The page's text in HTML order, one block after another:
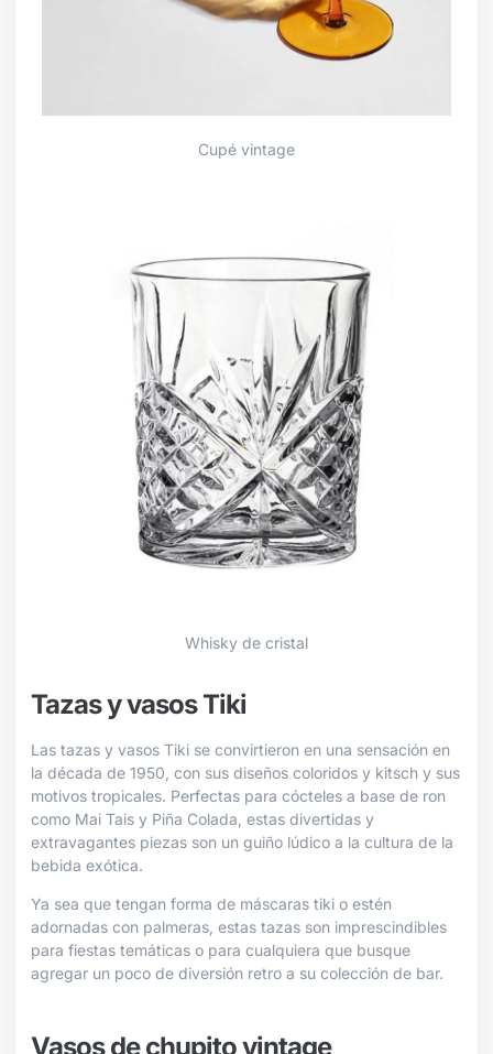
Cupé vintage
Whisky de cristal
Tazas y vasos Tiki
Las tazas y vasos Tiki se convirtieron en una sensación en
la década de 1950, con sus diseños coloridos y kitsch y sus
motivos tropicales. Perfectas para cócteles a base de ron
como Mai Tais y Piña Colada, estas divertidas y
extravagantes piezas son un guiño lúdico a la cultura de la
bebida exótica.
Ya sea que tengan forma de máscaras tiki o estén
adornadas con palmeras, estas tazas son imprescindibles
para fiestas temáticas o para cualquiera que busque
agregar un poco de diversión retro a su colección de bar.
Vasos de chupito vintage